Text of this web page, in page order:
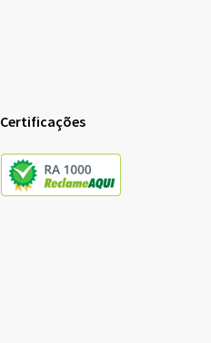
Certificações